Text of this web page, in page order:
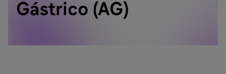
Gástrico (AG)